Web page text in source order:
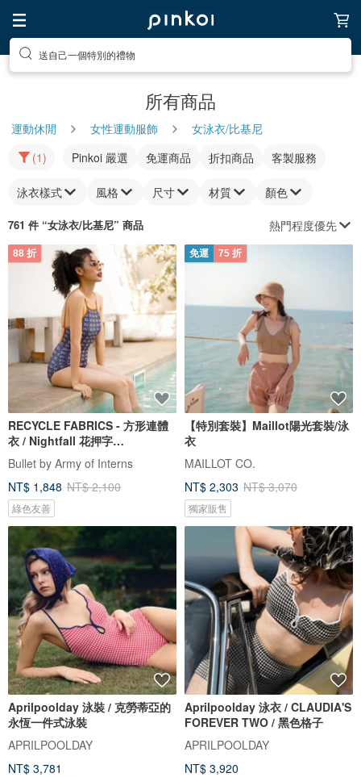
送自己一個特別的禮物
所有商品
運動休閒 女性運動服飾
女泳衣/比基尼
(1)
Pinkoi 嚴選 免運商品 折扣商品 客製服務
泳衣樣式 風格 尺寸 材質 顏色
761 件 “女泳衣/比基尼” 商品 熱門程度優先
88 折
RECYCLE FABRICS - 方形連體
衣 / Nightfall 花押字
BLT064NIGH
Bullet by Army of Interns
NT$ 1,848 NT$ 2,100
綠色友善
免運 75 折
【特別套裝】Maillot陽光套裝/泳
衣
MAILLOT CO.
NT$ 2,303 NT$ 3,070
獨家販售
Aprilpoolday 泳裝 / 克勞蒂亞的
永恆一件式泳裝
APRILPOOLDAY
NT$ 3,781
Aprilpoolday 泳衣 / CLAUDIA'S
FOREVER TWO / 黑色格子
APRILPOOLDAY
NT$ 3,920